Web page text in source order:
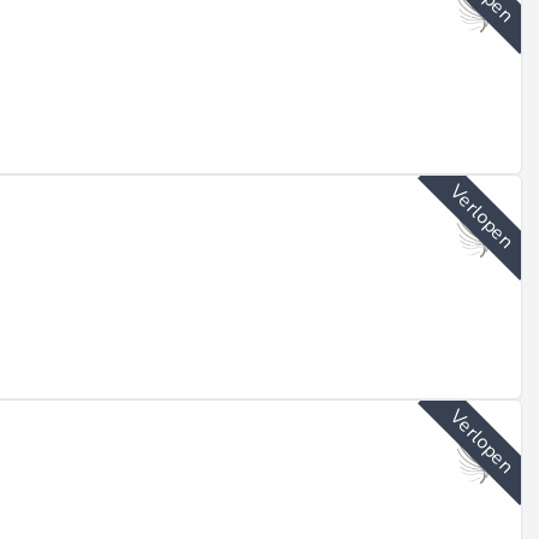
Verlopen
Verlopen